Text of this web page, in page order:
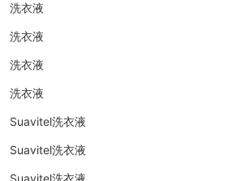
洗衣液
洗衣液
洗衣液
洗衣液
Suavitel洗衣液
Suavitel洗衣液
Suavitel洗衣液